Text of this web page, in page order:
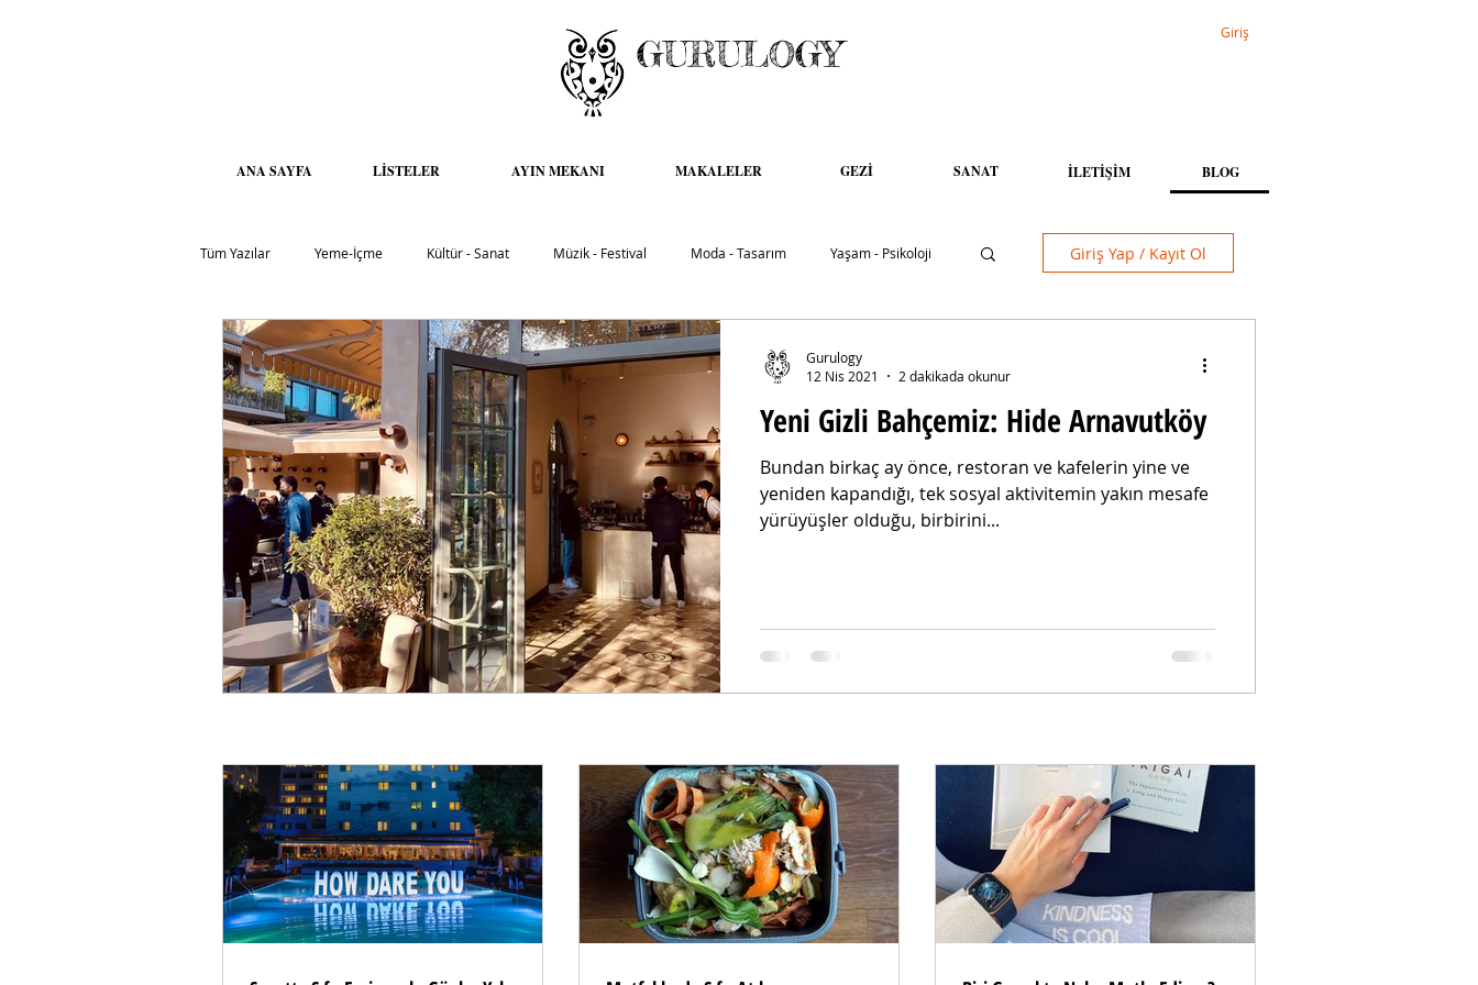
GURULOGY
Giriş
ANA SAYFA LİSTELER AYIN MEKANI MAKALELER GEZİ SANAT İLETİŞİM BLOG
Tüm Yazılar Yeme-İçme Kültür - Sanat Müzik - Festival Moda - Tasarım Yaşam - Psikoloji
Seyahat Çevre - Sürdürülebilirlik
Giriş Yap / Kayıt Ol
Yeni Gizli Bahçemiz: Hide Arnavutköy
Bundan birkaç ay önce, restoran ve kafelerin yine ve
yeniden kapandığı, tek sosyal aktivitemin yakın mesafe
yürüyüşler olduğu, birbirini...
Gurulogy
12 Nis 2021
2 dakikada okunur